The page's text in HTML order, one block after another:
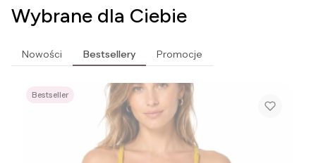
Wybrane dla Ciebie
Nowości Bestsellery Promocje
Bestseller